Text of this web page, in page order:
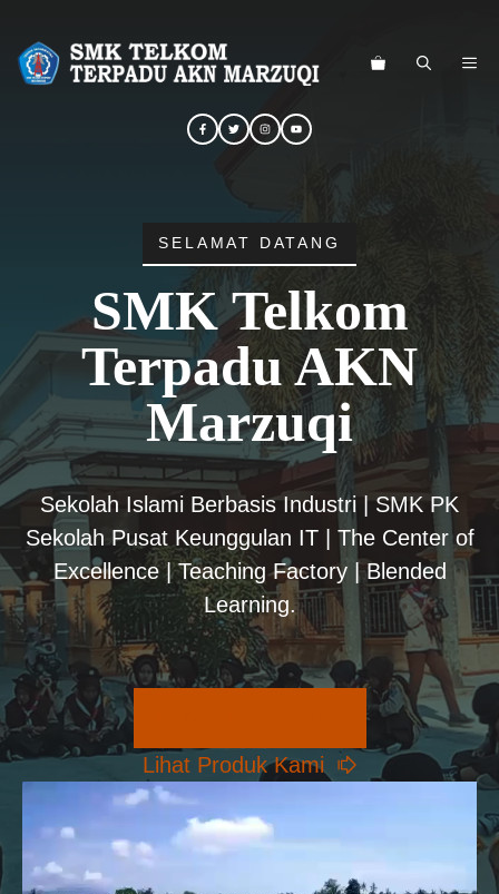
SELAMAT DATANG
SMK Telkom
Terpadu AKN
Marzuqi
Sekolah Islami Berbasis Industri | SMK PK
Sekolah Pusat Keunggulan IT | The Center of
Excellence | Teaching Factory | Blended
Learning.
Lihat Produk Kami